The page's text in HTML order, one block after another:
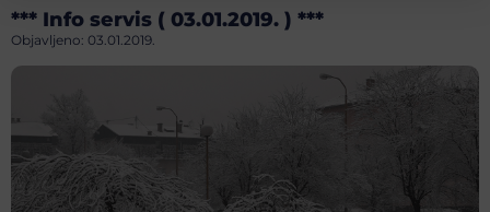
*** Info servis ( 03.01.2019. ) ***
Objavljeno: 03.01.2019.